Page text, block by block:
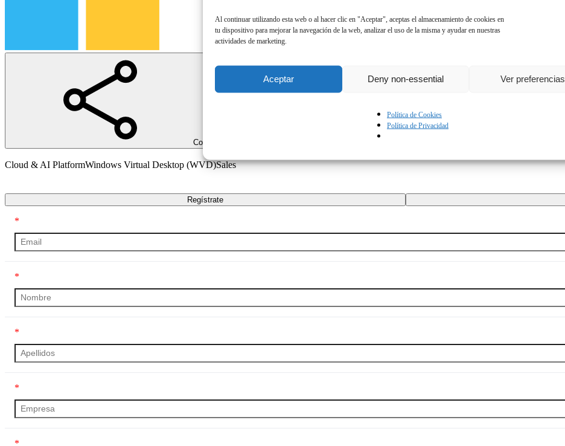
Al continuar utilizando esta web o al hacer clic en "Aceptar", aceptas el almacenamiento de cookies en
tu dispositivo para mejorar la navegación de la web, analizar el uso de la misma y ayudar en nuestras
actividades de marketing.
Aceptar Deny non-essential Ver preferencias
Política de Cookies
Política de Privacidad
Compartir
Cloud & AI PlatformWindows Virtual Desktop (WVD)Sales
Regístrate
*
*
*
*
*